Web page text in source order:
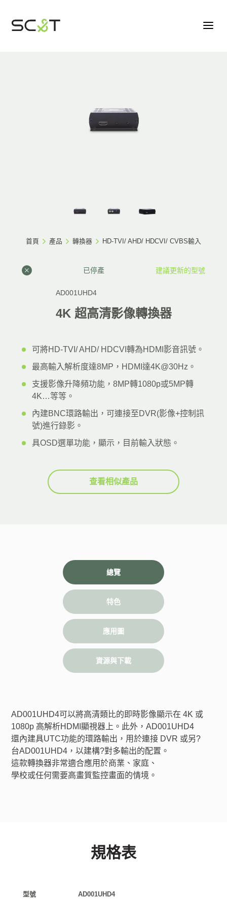
首頁 產品 轉換器 HD-TVI/ AHD/ HDCVI/ CVBS輸入
已停產 建議更新的型號
AD001UHD4
4K 超高清影像轉換器
可將HD-TVI/ AHD/ HDCVI轉為HDMI影音訊號。
最高輸入解析度達8MP，HDMI達4K@30Hz。
支援影像升降頻功能，8MP轉1080p或5MP轉
4K…等等。
內建BNC環路輸出，可連接至DVR(影像+控制訊
號)進行錄影。
具OSD選單功能，顯示，目前輸入狀態。
查看相似產品
總覽
特色
應用圖
資源與下載
AD001UHD4可以將高清類比的即時影像顯示在 4K 或
1080p 高解析HDMI顯視器上。此外，AD001UHD4
還內建具UTC功能的環路輸出，用於連接 DVR 或另?
台AD001UHD4，以建構?對多輸出的配置。
這款轉換器非常適合應用於商業、家庭、
學校或任何需要高畫質監控畫面的情境。
規格表
型號 AD001UHD4